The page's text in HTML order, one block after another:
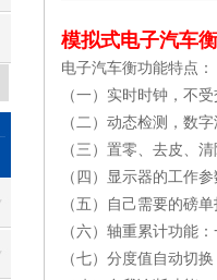
模拟式电子汽车
电子汽车衡功能特点：
（一）实时时钟，不
（二）动态检测，数
（三）置零、去皮、
（四）显示器的工作
（五）自己需要的磅
（六）轴重累计功能
（七）分度值自动切